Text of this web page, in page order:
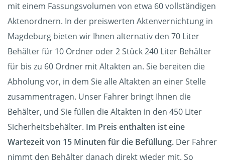
mit einem Fassungsvolumen von etwa 60 vollständigen
Aktenordnern. In der preiswerten Aktenvernichtung in
Magdeburg bieten wir Ihnen alternativ den 70 Liter
Behälter für 10 Ordner oder 2 Stück 240 Liter Behälter
für bis zu 60 Ordner mit Altakten an. Sie bereiten die
Abholung vor, in dem Sie alle Altakten an einer Stelle
zusammentragen. Unser Fahrer bringt Ihnen die
Behälter, und Sie füllen die Altakten in den 450 Liter
Sicherheitsbehälter. Im Preis enthalten ist eine
Wartezeit von 15 Minuten für die Befüllung. Der Fahrer
nimmt den Behälter danach direkt wieder mit. So